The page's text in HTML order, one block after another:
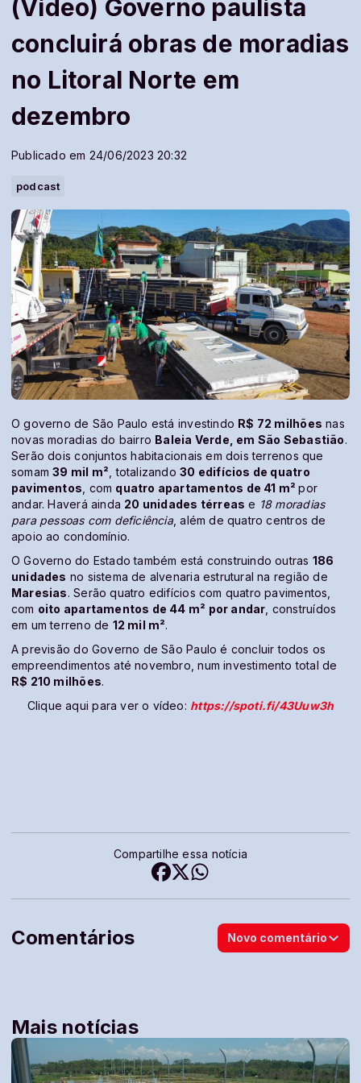
(Vídeo) Governo paulista
concluirá obras de moradias
no Litoral Norte em
dezembro
Publicado em 24/06/2023 20:32
podcast
O governo de São Paulo está investindo R$ 72 milhões nas
novas moradias do bairro Baleia Verde , em São Sebastião.
Serão dois conjuntos habitacionais em dois terrenos que
somam39 mil m² , totalizando30 edifícios de quatro
pavimentos , com quatro apartamentos de 41 m²por
andar. Haverá ainda 20 unidades térreas e 18 moradias
para pessoas com deficiência, além de quatro centros de
apoio ao condomínio.
O Governo do Estado também está construindo outras 186
unidades no sistema de alvenaria estrutural na região de
Maresias. Serão quatro edifícios com quatro pavimentos,
com oito apartamentos de 44 m² por andar , construídos
em um terreno de 12 mil m².
A previsão do Governo de São Paulo é concluir todos os
empreendimentos até novembro, num investimento total de
R$ 210 milhões.
Clique aqui para ver o vídeo: https://spoti.fi/43Uuw3h
Compartilhe essa notícia
Comentários Novo comentário
Mais notícias